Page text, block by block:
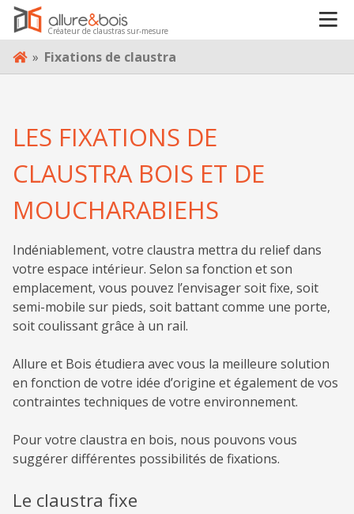
Skip
Créateur de claustras sur-mesure
» Fixations de claustra
LES FIXATIONS DE
CLAUSTRA BOIS ET DE
MOUCHARABIEHS
Indéniablement, votre claustra mettra du relief dans
votre espace intérieur. Selon sa fonction et son
emplacement, vous pouvez l’envisager soit fixe, soit
semi-mobile sur pieds, soit battant comme une porte,
soit coulissant grâce à un rail.
Allure et Bois étudiera avec vous la meilleure solution
en fonction de votre idée d’origine et également de vos
contraintes techniques de votre environnement.
Pour votre claustra en bois, nous pouvons vous
suggérer différentes possibilités de fixations.
Le claustra fixe
VOTRE PROJET
À PROPOS
BLOG
CONTACT